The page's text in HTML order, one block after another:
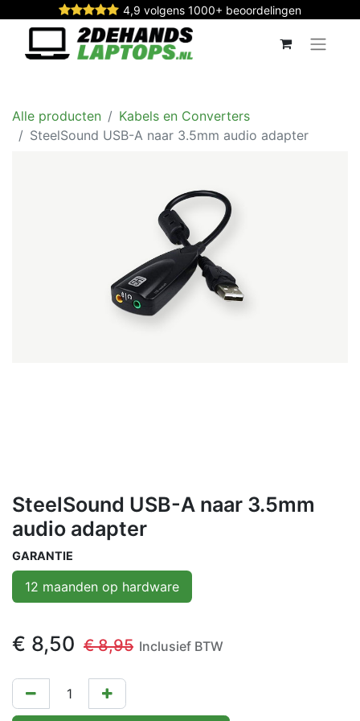
4,9 volgens 1000+ beoordelingen
Alle producten
Kabels en Converters
SteelSound USB-A naar 3.5mm audio adapter
SteelSound USB-A naar 3.5mm
audio adapter
GARANTIE
12 maanden op hardware
€ 8,50 €8,95 Inclusief BTW